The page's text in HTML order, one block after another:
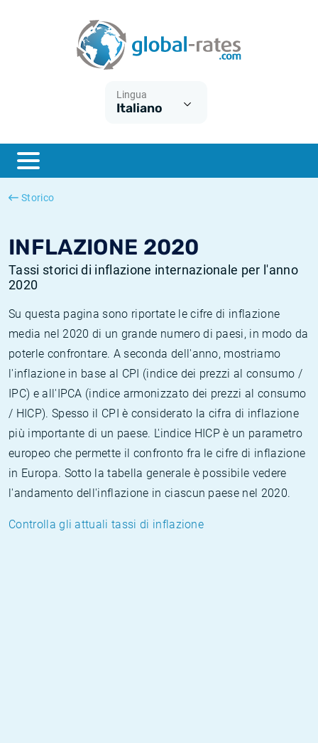
Lingua
Italiano
Storico
INFLAZIONE 2020
Tassi storici di inflazione internazionale per l'anno
2020
Su questa pagina sono riportate le cifre di inflazione
media nel 2020 di un grande numero di paesi, in modo da
poterle confrontare. A seconda dell'anno, mostriamo
l'inflazione in base al CPI (indice dei prezzi al consumo /
IPC) e all'IPCA (indice armonizzato dei prezzi al consumo
/ HICP). Spesso il CPI è considerato la cifra di inflazione
più importante di un paese. L'indice HICP è un parametro
europeo che permette il confronto fra le cifre di inflazione
in Europa. Sotto la tabella generale è possibile vedere
l'andamento dell'inflazione in ciascun paese nel 2020.
Controlla gli attuali tassi di inflazione
ESTER
SONIA
Cos'è l'inflazione CPI?
Cos'è l'inflazione HICP?
Inflazione Italia
Inflazione Stati Uniti
Tassi storici Euribor
Tassi storici di SONIA
Tassi storici di TONAR
Calcolatore dell’inflazione